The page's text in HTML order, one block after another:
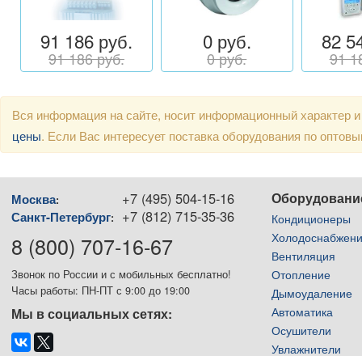
91 186 руб.
91 186 руб.
0 руб.
0 руб.
82
91
Вся информация на сайте, носит информационный
цены. Если Вас интересует поставка оборудования по
Москва: +7 (495) 504-15-16
Санкт-Петербург: +7 (812) 715-35-36
8 (800) 707-16-67
Звонок по России и с мобильных бесплатно!
Часы работы: ПН-ПТ с 9:00 до 19:00
Мы в социальных сетях:
Кондиционеры
Вентиляция
Отопление
Дымоудаление
Автоматика
Осушители
Увлажнители